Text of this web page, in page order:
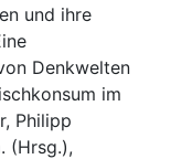
und ihre
Denkwelten
im
Philipp
(Hrsg.),